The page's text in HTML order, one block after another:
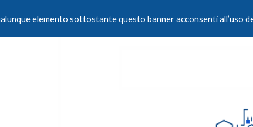
Skip to navigation
elemento sottostante questo banner acconsenti all’uso